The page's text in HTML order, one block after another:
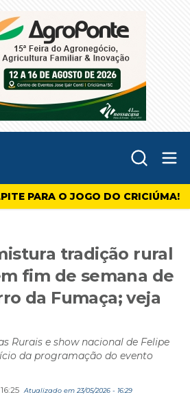
PARA O JOGO DO CRICIÚMA!
tradição rural
fim de semana de
da Fumaça; veja
Rurais e show nacional de Felipe
da programação do evento
Atualizado em 23/05/2026 - 16:29